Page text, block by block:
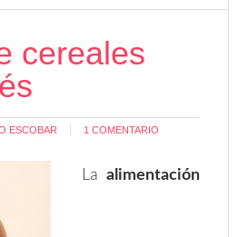
cereales
ESCOBAR 1 COMENTARIO
La alimentación